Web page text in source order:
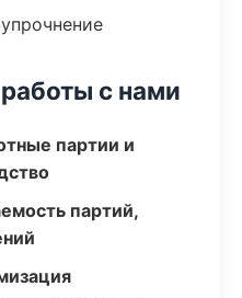
с нами
партии и
партий,